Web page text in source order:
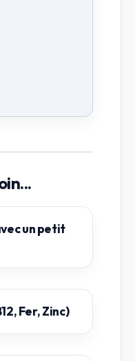
un petit
Fer, Zinc)